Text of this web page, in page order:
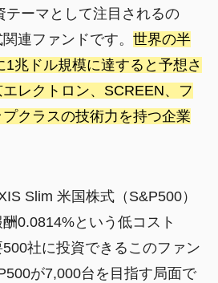
テーマとして注目されるの
連ファンドです。 世界の半
兆ドル規模に達すると予想さ
レクトロン、SCREEN、フ
クラスの技術力を持つ企業
Slim 米国株式（S&P500）
0.0814%という低コスト
社に投資できるこのファン
が7,000台を目指す局面で